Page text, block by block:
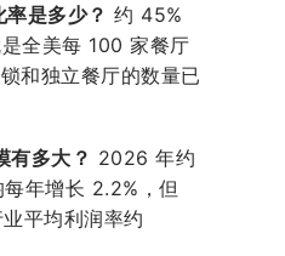
是多少？ 约 45%
是全美每 100 家餐厅
和独立餐厅的数量已
有多大？ 2026 年约
年增长 2.2%，但
平均利润率约